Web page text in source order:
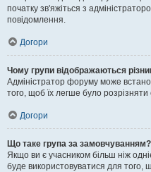
початку зв'яжіться з
повідомлення.
Догори
Чому групи відображаються
Адміністратор форуму може
того, щоб їх легше було розрізняти
Догори
Що таке група за замовчуванням?
Якщо ви є учасником більш ніж
буде використовуватися для того,